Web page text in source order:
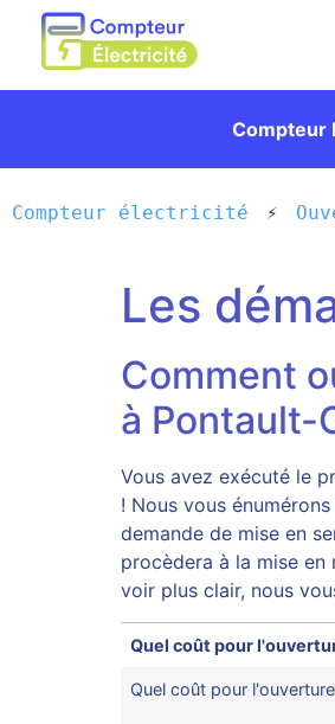
Compteur
Compteur électricité
Les
Comment
à Pontault-
Vous avez exécuté le
! Nous vous
demande de mise en
procèdera à la mise
voir plus clair, nous
Quel coût pour
Quel coût pour